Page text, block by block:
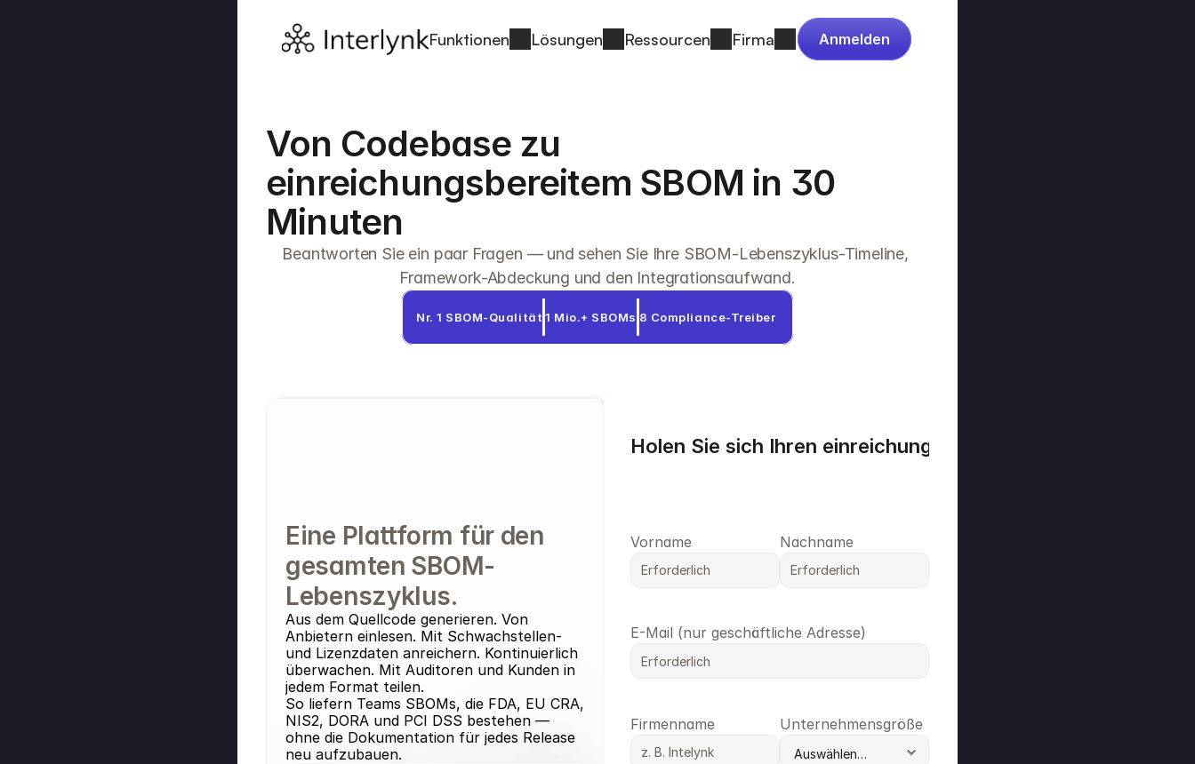
Von Codebase zu
einreichungsbereitem SBOM in 30
Minuten
Beantworten Sie ein paar Fragen — und sehen Sie Ihre SBOM-Lebenszyklus-Timeline,
Framework-Abdeckung und den Integrationsaufwand.
Nr. 1 SBOM-Qualität 1 Mio.+ SBOMs 8 Compliance-Treiber
Eine Plattform für den
gesamten SBOM-
Lebenszyklus.
Aus dem Quellcode generieren. Von
Anbietern einlesen. Mit Schwachstellen-
und Lizenzdaten anreichern. Kontinuierlich
überwachen. Mit Auditoren und Kunden in
jedem Format teilen.
So liefern Teams SBOMs, die FDA, EU CRA,
NIS2, DORA und PCI DSS bestehen —
ohne die Dokumentation für jedes Release
neu aufzubauen.
Holen Sie sich Ihren einreichungsbereiten SBOM-Plan
Vorname Nachname
E-Mail (nur geschäftliche Adresse)
Firmenname Unternehmensgröße
Funktionen Lösungen Ressourcen Firma Anmelden